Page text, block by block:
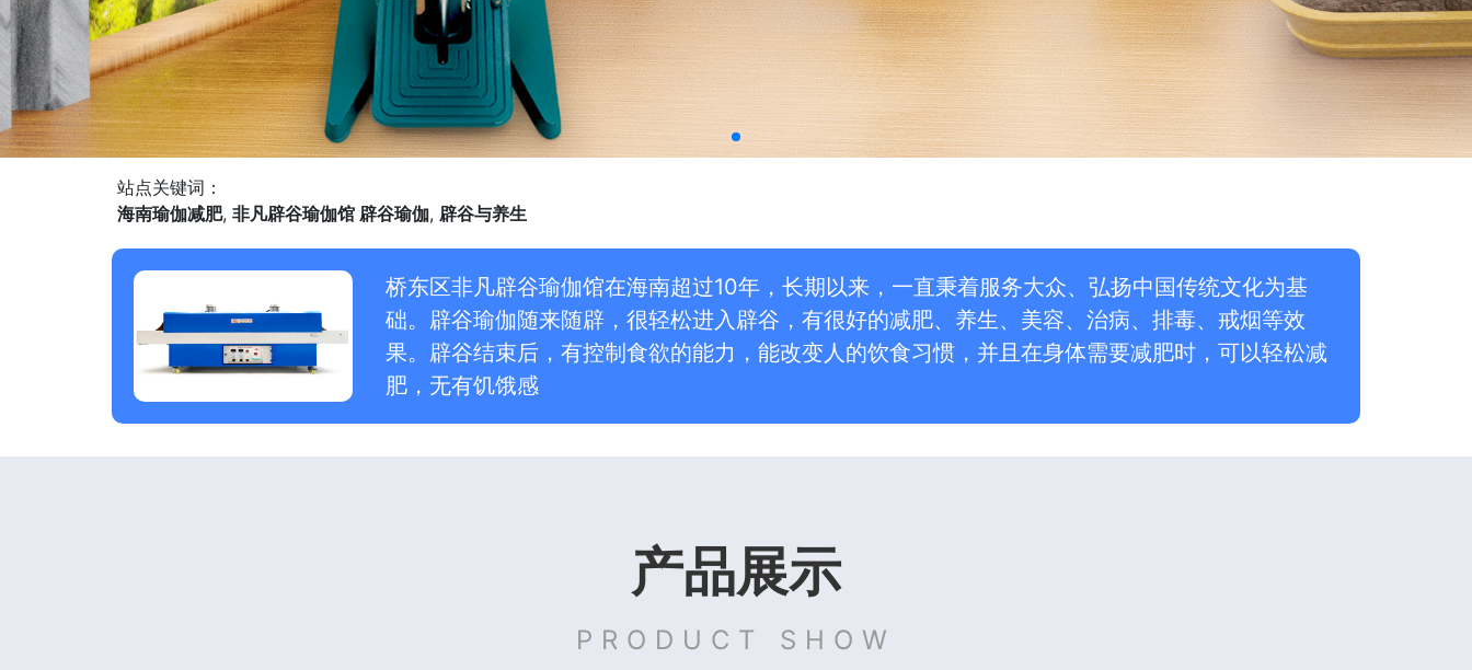
站点关键词：
海南瑜伽减肥, 非凡辟谷瑜伽馆 辟谷瑜伽, 辟谷与养生
桥东区非凡辟谷瑜伽馆在海南超过10年，长期以来，一直秉着服务大众、弘扬中国传统文化为基
础。辟谷瑜伽随来随辟，很轻松进入辟谷，有很好的减肥、养生、美容、治病、排毒、戒烟等效
果。辟谷结束后，有控制食欲的能力，能改变人的饮食习惯，并且在身体需要减肥时，可以轻松减
肥，无有饥饿感
产品展示
PRODUCT SHOW